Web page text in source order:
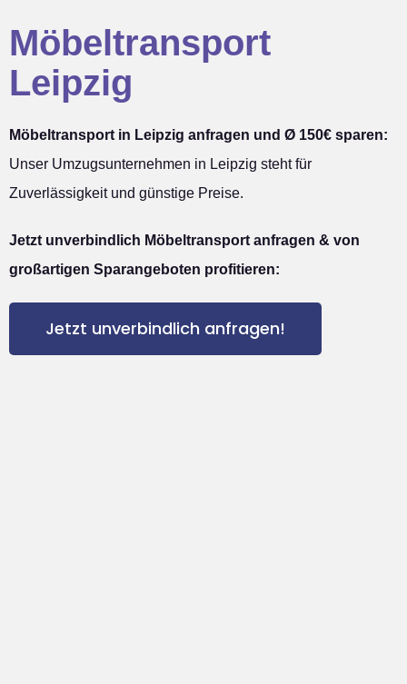
Möbeltransport
Leipzig
Möbeltransport in Leipzig anfragen und Ø 150€ sparen:
Unser Umzugsunternehmen in Leipzig steht für
Zuverlässigkeit und günstige Preise.
Jetzt unverbindlich Möbeltransport anfragen & von
großartigen Sparangeboten profitieren:
Jetzt unverbindlich anfragen!